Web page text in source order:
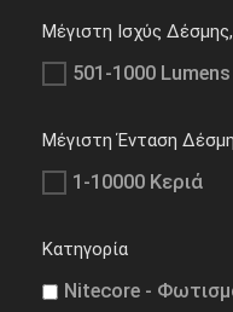
Μέγιστη Ισχύς
501-1000 Lumens
Μέγιστη Ένταση
1-10000 Κεριά
Κατηγορία
Nitecore -